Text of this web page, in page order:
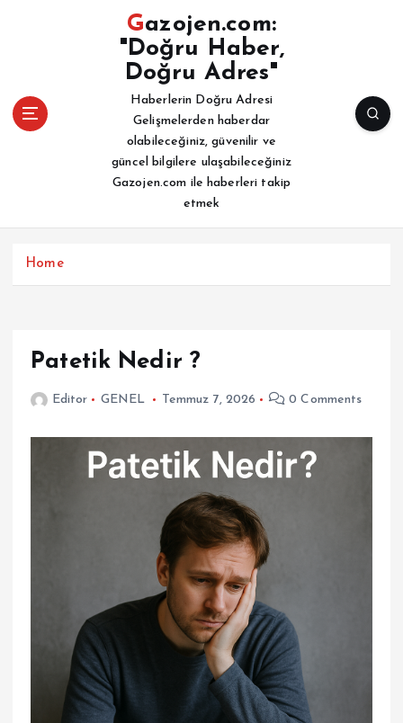
Gazojen.com:
"Doğru Haber,
Doğru Adres"
Haberlerin Doğru Adresi
Gelişmelerden haberdar
olabileceğiniz, güvenilir ve
güncel bilgilere ulaşabileceğiniz
Gazojen.com ile haberleri takip
etmek
Home
Patetik Nedir ?
Editor GENEL Temmuz 7, 2026 0 Comments